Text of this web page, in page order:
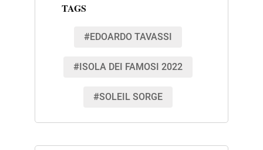
TAGS
#EDOARDO TAVASSI
#ISOLA DEI FAMOSI 2022
#SOLEIL SORGE